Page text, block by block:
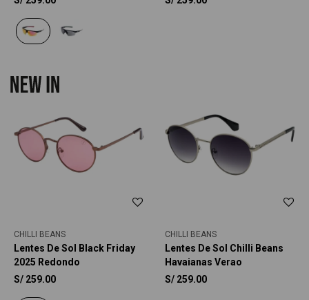
CHILLI BEANS
Lentes De Sol Black Friday
2025 Redondo
S/ 259.00
CHILLI BEANS
Lentes De Sol Chilli Beans
Havaianas Verao
S/ 259.00